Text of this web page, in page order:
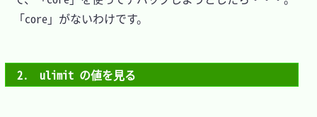
「core」がないわけです。
2.　ulimit の値を見る